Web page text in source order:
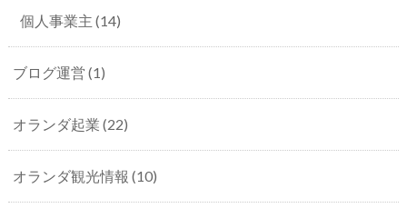
個人事業主 (14)
ブログ運営 (1)
オランダ起業 (22)
オランダ観光情報 (10)